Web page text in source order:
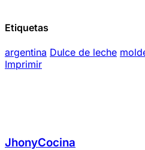
Etiquetas
argentina Dulce de leche
Imprimir
JhonyCocina